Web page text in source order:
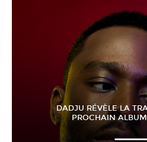
DADJU RÉVÈLE LA
PROCHAIN